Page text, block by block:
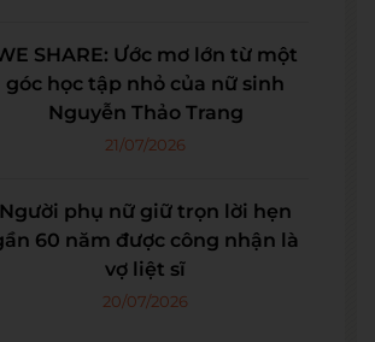
SHARE: Ước mơ lớn từ một
góc học tập nhỏ của nữ sinh
Nguyễn Thảo Trang
21/07/2026
Người phụ nữ giữ trọn lời hẹn
60 năm được công nhận là
vợ liệt sĩ
20/07/2026